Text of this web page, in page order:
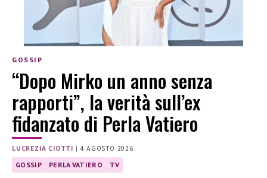
GOSSIP
“Dopo Mirko un anno senza
rapporti”, la verità sull’ex
fidanzato di Perla Vatiero
LUCREZIA CIOTTI |4 AGOSTO 2026
GOSSIP PERLA VATIERO TV